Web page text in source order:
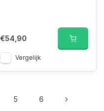
€54,90
Vergelijk
5 6